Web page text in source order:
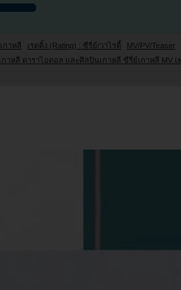
กาหลี เรตติ้ง (Rating) : ซีรี่ย์/วาไรตี้
MV/PV/Teaser
กาหลี ดาราไอดอล และศิลปินเกาหลี ซีรี่ย์เกาหลี MV